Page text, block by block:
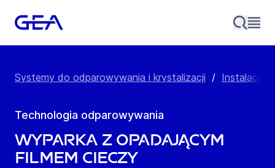
Systemy do odparowywania i krystalizacji / Instalacje
Technologia odparowywania
Wyparka z opadającym
filmem cieczy